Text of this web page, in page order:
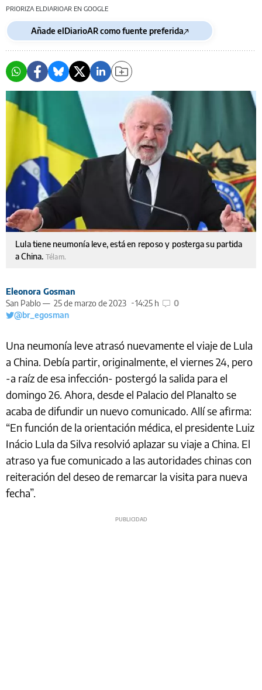
PRIORIZA ELDIARIOAR EN GOOGLE
Añade elDiarioAR como fuente preferida
Lula tiene neumonía leve, está en reposo y posterga su partida
a China. Télam.
Eleonora Gosman
San Pablo — 25 de marzo de 2023 14:25 h
0
@br_egosman
Una neumonía leve atrasó nuevamente el viaje de Lula
a China. Debía partir, originalmente, el viernes 24, pero
-a raíz de esa infección- postergó la salida para el
domingo 26. Ahora, desde el Palacio del Planalto se
acaba de difundir un nuevo comunicado. Allí se afirma:
“En función de la orientación médica, el presidente Luiz
Inácio Lula da Silva resolvió aplazar su viaje a China. El
atraso ya fue comunicado a las autoridades chinas con
reiteración del deseo de remarcar la visita para nueva
fecha”.